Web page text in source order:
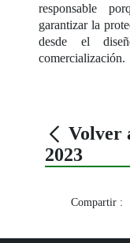
responsable
garantizar la
desde el
comercialización.
Volver
2023
Compartir :